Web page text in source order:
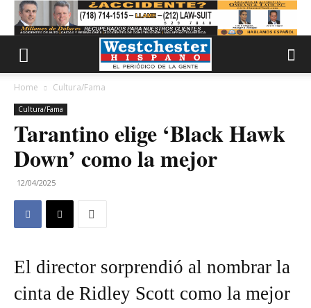
Home Cultura/Fama
Cultura/Fama
Tarantino elige ‘Black Hawk
Down’ como la mejor
12/04/2025
El director sorprendió al nombrar la
cinta de Ridley Scott como la mejor